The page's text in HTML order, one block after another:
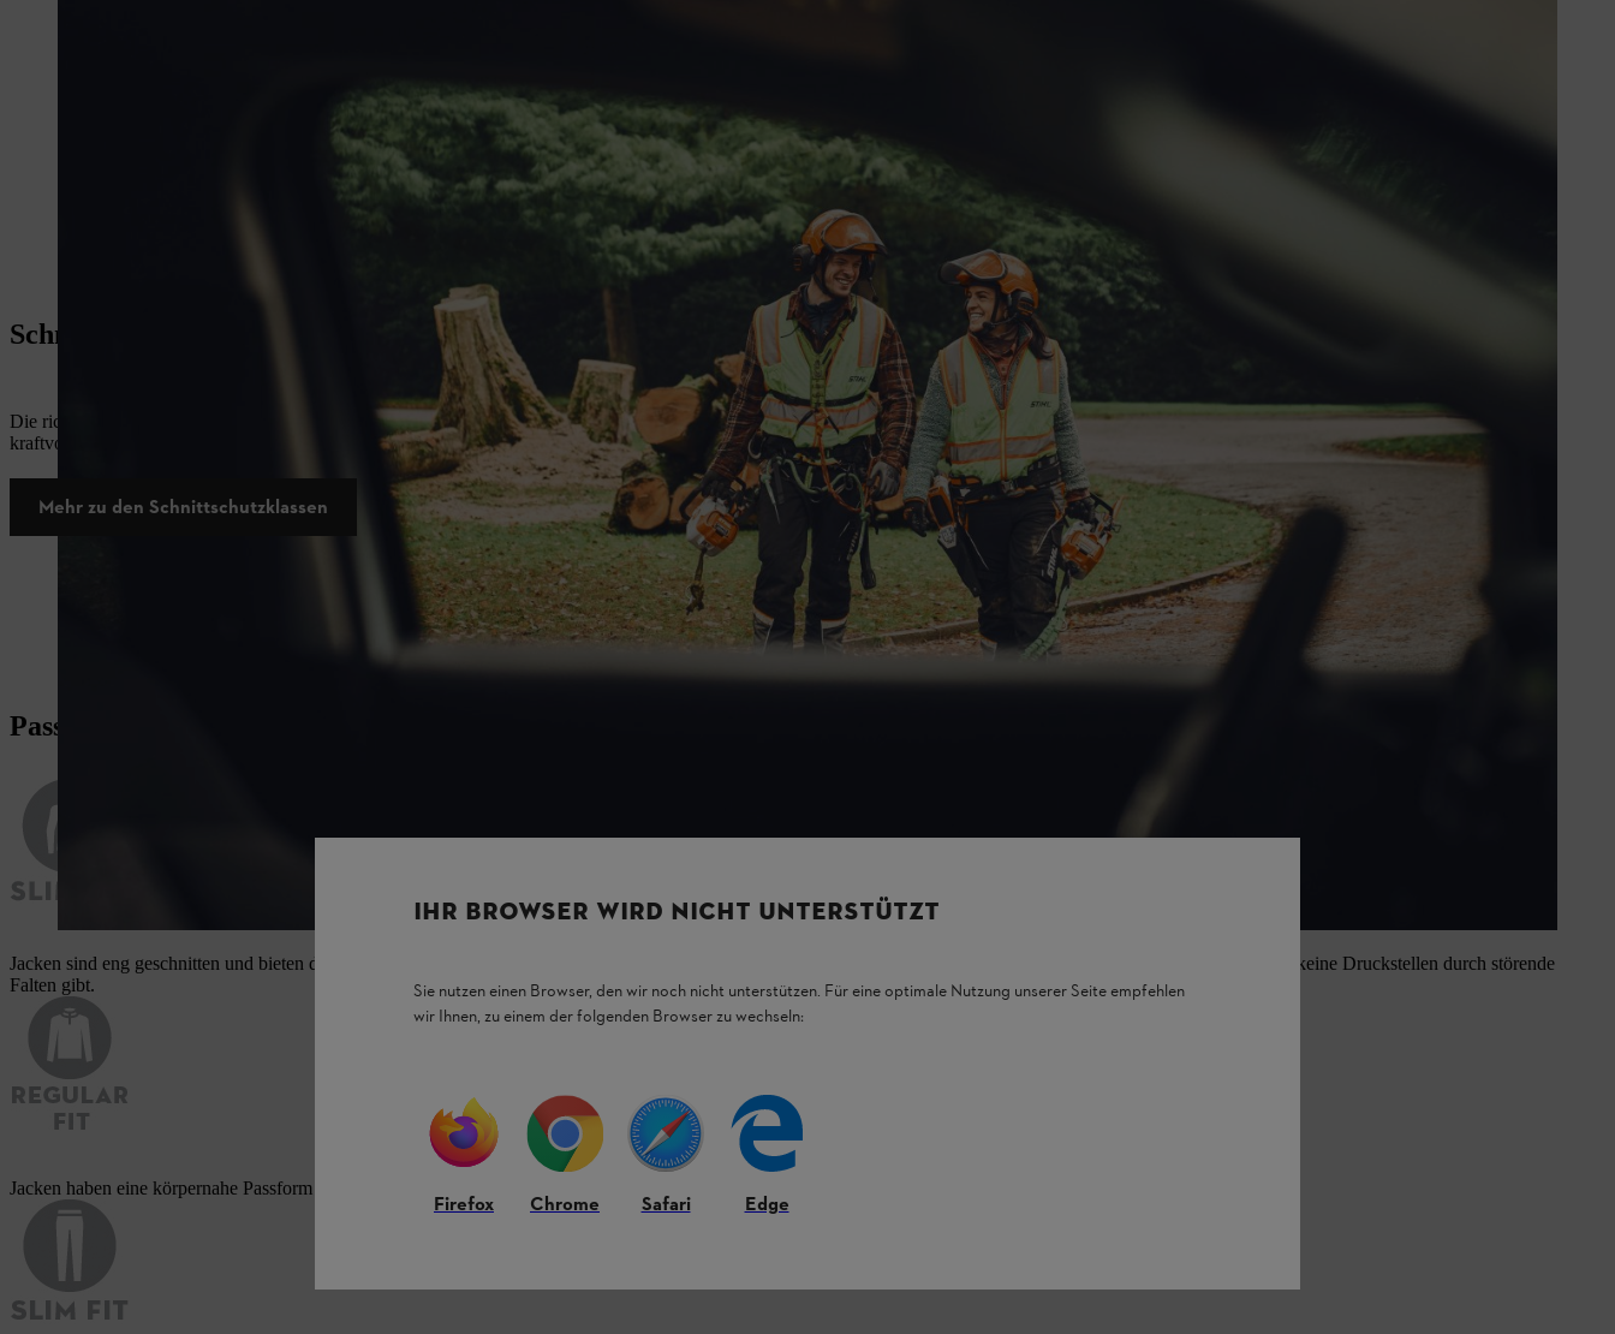
Schnittschutzklassen
Die richtige Kleidung bietet einen sicheren Schnittschutz und sorgt dafür, dass das Unfallrisiko beim professionellen Arbeiten mit
kraftvollen Geräten verringert wird. Lesen Sie hier alles über unsere Schnittschutzklassen.
Mehr zu den Schnittschutzklassen
Passformen
Jacken sind eng geschnitten und bieten durch den Einsatz von elastischen Materialien gute Beweglichkeit. Diese Bekleidung eignet sich besonders zur Baumpflege, da es keine Druckstellen durch störende
Falten gibt.
Jacken haben eine körpernahe Passform und bieten Bewegungsfreiheit auch ohne hohen Stretch-Anteil.
IHR BROWSER WIRD NICHT UNTERSTÜTZT
Sie nutzen einen Browser, den wir noch nicht unterstützen. Für eine optimale Nutzung unserer Seite empfehlen
wir Ihnen, zu einem der folgenden Browser zu wechseln:
Firefox Chrome Safari Edge